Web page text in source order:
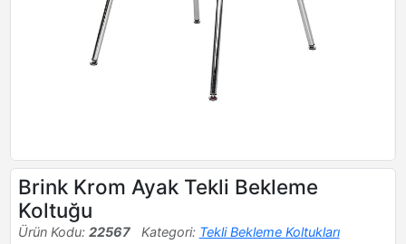
Brink Krom Ayak Tekli Bekleme
Koltuğu
Ürün Kodu: 22567 Kategori: Tekli Bekleme Koltukları